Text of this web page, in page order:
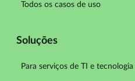
Todos os casos de uso
Soluções
Para serviços de TI e tecnologia